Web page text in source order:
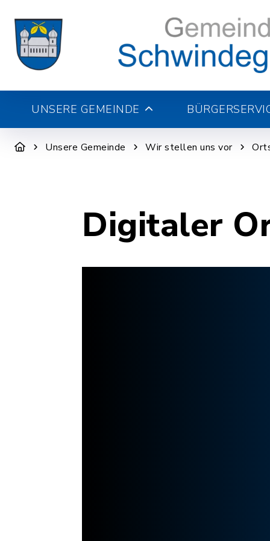
UNSERE GEMEINDE
Unsere Gemeinde Wir stellen uns vor
Digitaler